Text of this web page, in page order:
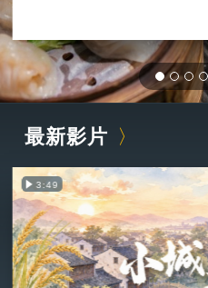
最新影片
3:49